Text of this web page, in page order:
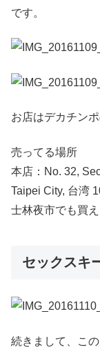
です。
お店はデカチン
売ってる場所
本店：No. 32,
Taipei City, 台湾
士林夜市でも買
セックスキ
続きまして、こ